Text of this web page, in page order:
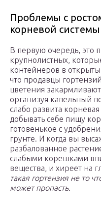
Проблемы с
корневой системы
В первую очередь, это
крупнолистных,
контейнеров в
что продавцы
цветения
организуя капельный
слабо развита
добывать себе пищу
готовенькое с
грунте. И когда вы
разбалованное
слабыми корешками
вещества, и хиреет на
такая гортензия не то
может пропасть.